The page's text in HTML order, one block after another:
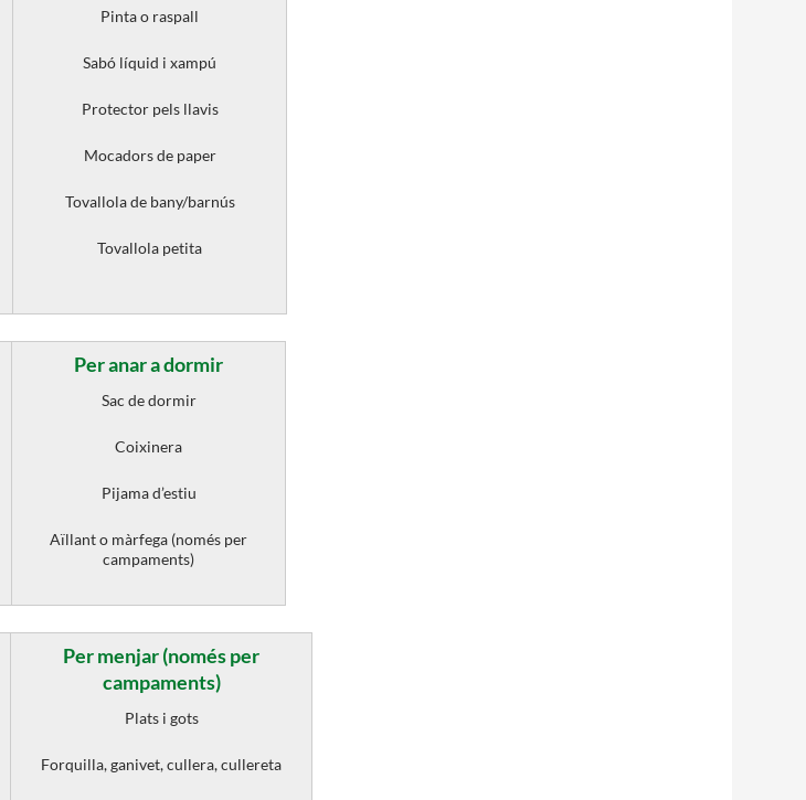
Pinta o raspall
Sabó líquid i xampú
Protector pels llavis
Mocadors de paper
Tovallola de bany/barnús
Tovallola petita
Per anar a dormir
Sac de dormir
Coixinera
Pijama d’estiu
Aïllant o màrfega (només per
campaments)
Per menjar (només per
campaments)
Plats i gots
Forquilla, ganivet, cullera, cullereta